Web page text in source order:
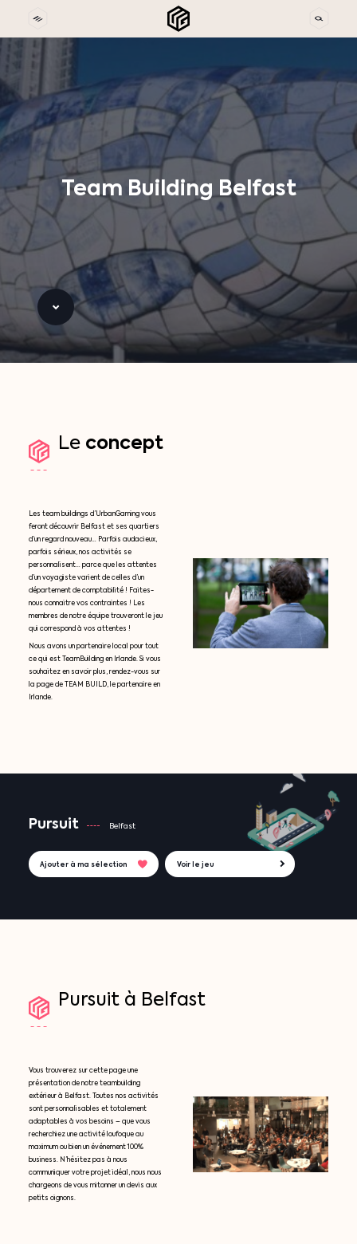
Team Building Belfast
Le concept
Les team buildings d’UrbanGaming vous
feront découvrir Belfast et ses quartiers
d’un regard nouveau… Parfois audacieux,
parfois sérieux, nos activités se
personnalisent… parce que les attentes
d’un voyagiste varient de celles d’un
département de comptabilité ! Faites-
nous connaitre vos contraintes ! Les
membres de notre équipe trouveront le jeu
qui correspond à vos attentes !
Nous avons un partenaire local pour tout
ce qui est TeamBuilding en Irlande. Si vous
souhaitez en savoir plus, rendez-vous sur
la page de TEAM BUILD, le partenaire en
Irlande.
Pursuit Belfast
Ajouter à ma sélection Voir le jeu
Pursuit à Belfast
Vous trouverez sur cette page une
présentation de notre teambuilding
extérieur à Belfast. Toutes nos activités
sont personnalisables et totalement
adaptables à vos besoins – que vous
recherchiez une activité loufoque au
maximum ou bien un événement 100%
business. N’hésitez pas à nous
communiquer votre projet idéal, nous nous
chargeons de vous mitonner un devis aux
petits oignons.